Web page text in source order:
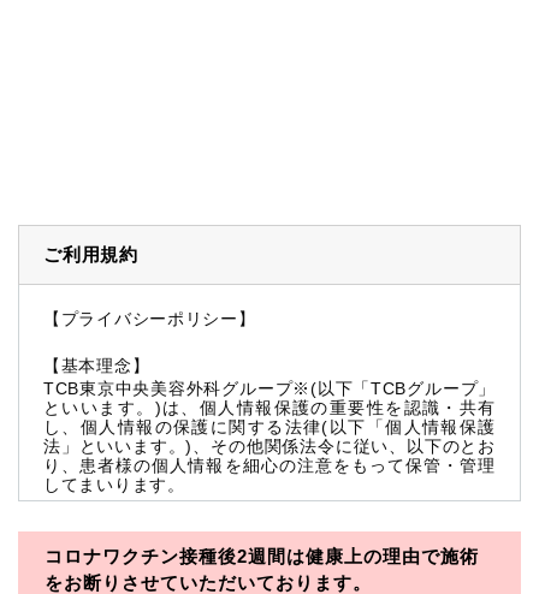
ご利用規約
【プライバシーポリシー】
【基本理念】
TCB東京中央美容外科グループ※(以下「TCBグループ」
といいます。)は、個人情報保護の重要性を認識・共有
し、個人情報の保護に関する法律(以下「個人情報保護
法」といいます。)、その他関係法令に従い、以下のとお
り、患者様の個人情報を細心の注意をもって保管・管理
してまいります。
※TCBグループとは以下を総称していいます。
・一般社団法人メディカルアライアンス
コロナワクチン接種後2週間は健康上の理由で施術
をお断りさせていただいております。